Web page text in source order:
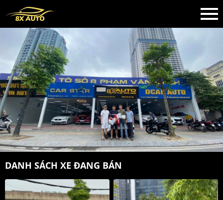
DANH SÁCH XE ĐANG BÁN